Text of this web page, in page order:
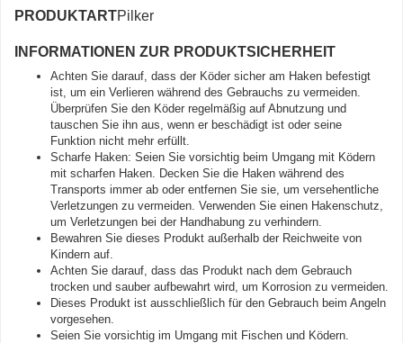
PRODUKTARTPilker
INFORMATIONEN ZUR PRODUKTSICHERHEIT
Achten Sie darauf, dass der Köder sicher am Haken befestigt
ist, um ein Verlieren während des Gebrauchs zu vermeiden.
Überprüfen Sie den Köder regelmäßig auf Abnutzung und
tauschen Sie ihn aus, wenn er beschädigt ist oder seine
Funktion nicht mehr erfüllt.
Scharfe Haken: Seien Sie vorsichtig beim Umgang mit Ködern
mit scharfen Haken. Decken Sie die Haken während des
Transports immer ab oder entfernen Sie sie, um versehentliche
Verletzungen zu vermeiden. Verwenden Sie einen Hakenschutz,
um Verletzungen bei der Handhabung zu verhindern.
Bewahren Sie dieses Produkt außerhalb der Reichweite von
Kindern auf.
Achten Sie darauf, dass das Produkt nach dem Gebrauch
trocken und sauber aufbewahrt wird, um Korrosion zu vermeiden.
Dieses Produkt ist ausschließlich für den Gebrauch beim Angeln
vorgesehen.
Seien Sie vorsichtig im Umgang mit Fischen und Ködern.